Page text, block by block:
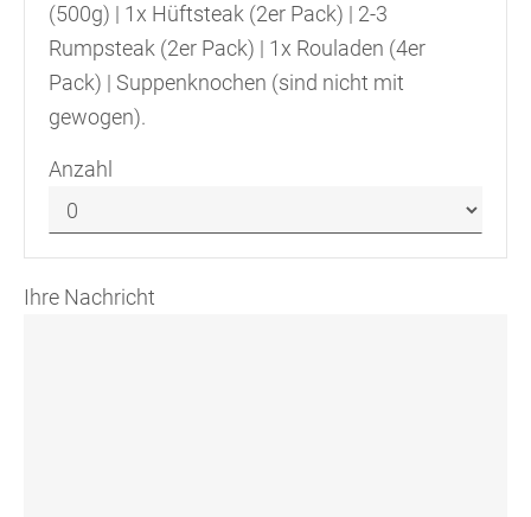
(500g) | 1x Hüftsteak (2er Pack) | 2-3
Rumpsteak (2er Pack) | 1x Rouladen (4er
Pack) | Suppenknochen (sind nicht mit
gewogen).
Anzahl
Ihre Nachricht